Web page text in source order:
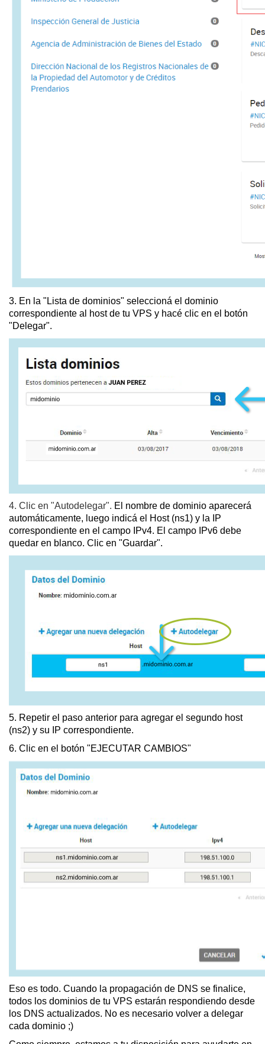
3. En la "Lista de dominios" seleccioná el dominio
correspondiente al host de tu VPS y hacé clic en el botón
"Delegar".
4. Clic en "Autodelegar". El nombre de dominio aparecerá
automáticamente, luego indicá el Host (ns1) y la IP
correspondiente en el campo IPv4. El campo IPv6 debe
quedar en blanco. Clic en "Guardar".
5. Repetir el paso anterior para agregar el segundo host
(ns2) y su IP correspondiente.
6. Clic en el botón "EJECUTAR CAMBIOS"
Eso es todo. Cuando la propagación de DNS se finalice,
todos los dominios de tu VPS estarán respondiendo desde
los DNS actualizados. No es necesario volver a delegar
cada dominio ;)